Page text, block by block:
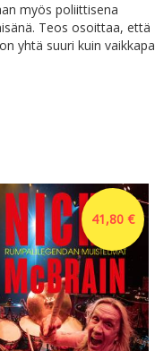
myös poliittisena
Teos osoittaa, että
yhtä suuri kuin vaikkapa
41,80 €